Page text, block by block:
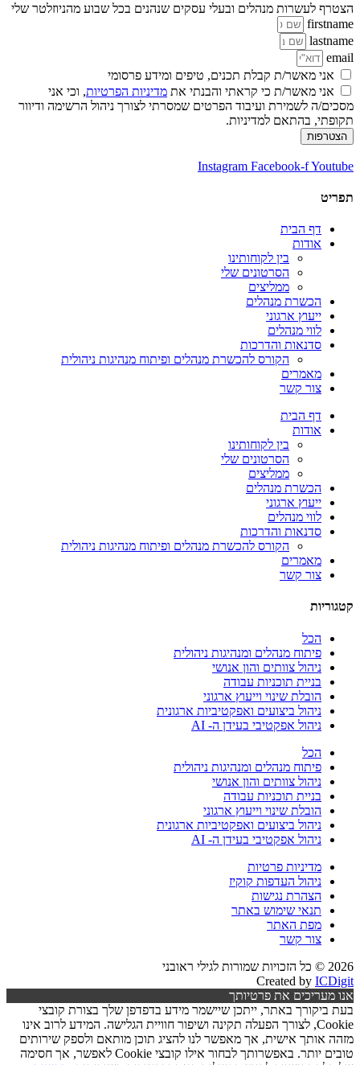
הצטרף לעשרות מנהלים ובעלי עסקים שנהנים בכל שבוע מהניוזלטר שלי
firstname
lastname
email
אני מאשר/ת קבלת תכנים, טיפים ומידע פרסומי
אני מאשר/ת כי קראתי והבנתי את מדיניות הפרטיות, וכי אני
מסכים/ה לשמירת ועיבוד הפרטים שמסרתי לצורך ניהול הרשימה ודיוור
תקופתי, בהתאם למדיניות.
הצטרפות
Instagram Facebook-fYoutube
תפריט
דף הבית
אודות
בין לקוחותינו
הסרטונים שלי
ממליצים
הכשרת מנהלים
ייעוץ ארגוני
לווי מנהלים
סדנאות והדרכות
הקורס להכשרת מנהלים ופיתוח מנהיגות ניהולית
מאמרים
צור קשר
דף הבית
אודות
בין לקוחותינו
הסרטונים שלי
ממליצים
הכשרת מנהלים
ייעוץ ארגוני
לווי מנהלים
סדנאות והדרכות
הקורס להכשרת מנהלים ופיתוח מנהיגות ניהולית
מאמרים
צור קשר
קטגוריות
הכל
פיתוח מנהלים ומנהיגות ניהולית
ניהול צוותים והון אנושי
בניית תוכניות עבודה
הובלת שינוי וייעוץ ארגוני
ניהול ביצועים ואפקטיביות ארגונית
ניהול אפקטיבי בעידן ה- AI
הכל
פיתוח מנהלים ומנהיגות ניהולית
ניהול צוותים והון אנושי
בניית תוכניות עבודה
הובלת שינוי וייעוץ ארגוני
ניהול ביצועים ואפקטיביות ארגונית
ניהול אפקטיבי בעידן ה- AI
מדיניות פרטיות
ניהול העדפות קוקיז
הצהרת נגישות
תנאי שימוש באתר
מפת האתר
צור קשר
2026 © כל הזכויות שמורות לגילי ראובני
Created by ICDigit
אנו מעריכים את פרטיותך
בעת ביקורך באתר, ייתכן שיישמר מידע בדפדפן שלך בצורת קובצי
Cookie, לצורך הפעלה תקינה ושיפור חוויית הגלישה. המידע לרוב אינו
מזהה אותך אישית, אך מאפשר לנו להציג תוכן מותאם ולספק שירותים
טובים יותר. באפשרותך לבחור אילו קובצי Cookie לאפשר, אך חסימה